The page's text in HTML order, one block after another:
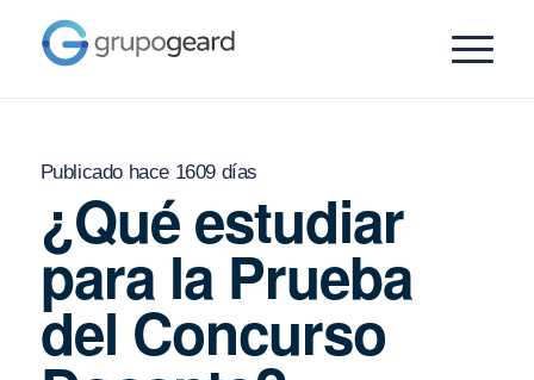
Publicado hace 1609 días
¿Qué estudiar
para la Prueba
del Concurso